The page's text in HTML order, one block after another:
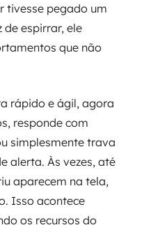
tivesse pegado um
de espirrar, ele
que não
rápido e ágil, agora
responde com
simplesmente trava
alerta. Às vezes, até
aparecem na tela,
Isso acontece
os recursos do